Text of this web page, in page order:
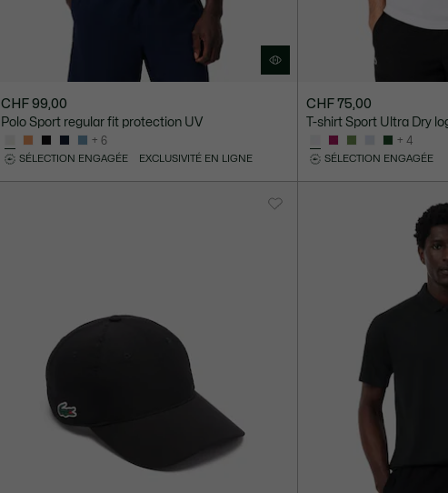
CHF 99,00
Polo Sport regular fit protection UV
+ 6
SÉLECTION ENGAGÉE EXCLUSIVITÉ EN LIGNE
CHF 75,00
T-shirt Sport Ultra Dry
+ 4
SÉLECTION ENGAGÉE